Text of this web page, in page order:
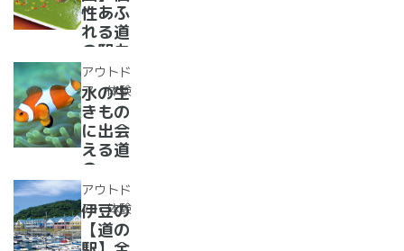
【最
新】
ある道
の駅
16
選！あ
った
か、湯
ったり
道の駅
性あふ
れる道
の駅カ
レー大
集合！
道の駅
で食べ
られる
人気ダ
ムカレ
ー28
選
アウトド
ア・体験
水の生
きもの
に出会
える道
の
駅??〜
水族館
がある
道の駅
アウトド
ア・体験
伊豆の
【道の